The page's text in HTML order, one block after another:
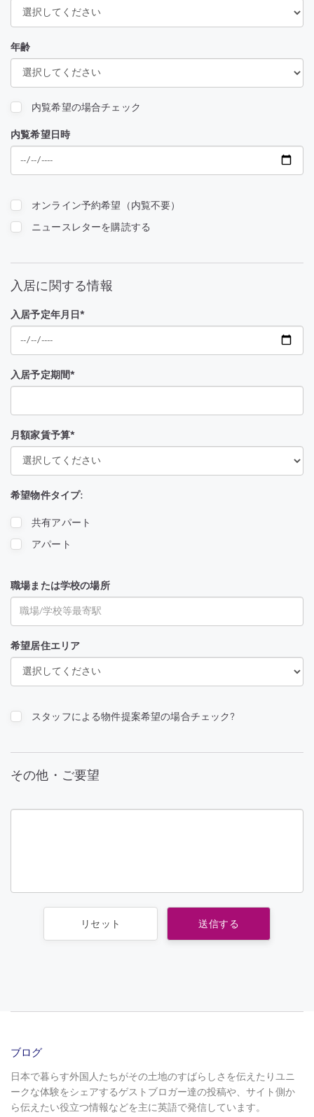
年齢
内覧希望の場合チェック
内覧希望日時
オンライン予約希望（内覧不要）
ニュースレターを購読する
入居に関する情報
入居予定年月日*
入居予定期間*
月額家賃予算*
希望物件タイプ:
共有アパート
アパート
職場または学校の場所
希望居住エリア
スタッフによる物件提案希望の場合チェック?
その他・ご要望
ブログ
日本で暮らす外国人たちがその土地のすばらしさを伝えたりユニ
ークな体験をシェアするゲストブロガー達の投稿や、サイト側か
ら伝えたい役立つ情報などを主に英語で発信しています。